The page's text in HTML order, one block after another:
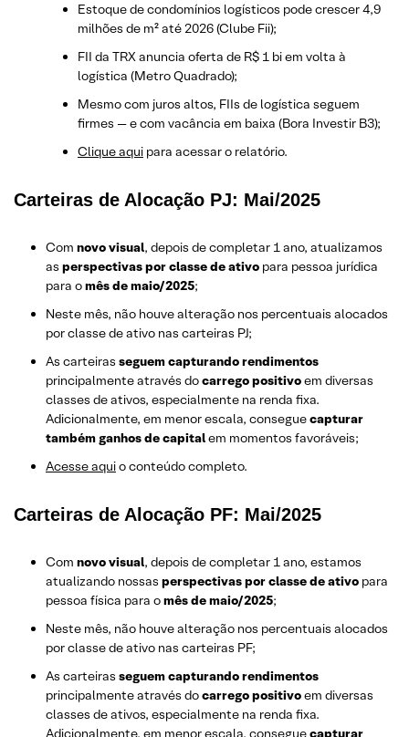
Estoque de condomínios logísticos pode crescer 4,9
milhões de m² até 2026 (Clube Fii);
FII da TRX anuncia oferta de R$ 1 bi em volta à
logística (Metro Quadrado);
Mesmo com juros altos, FIIs de logística seguem
firmes — e com vacância em baixa (Bora Investir B3);
Clique aqui para acessar o relatório.
Carteiras de Alocação PJ: Mai/2025
Com novo visual, depois de completar 1 ano, atualizamos
as perspectivas por classe de ativo para pessoa jurídica
para omês de maio/2025;
Neste mês, não houve alteração nos percentuais alocados
por classe de ativo nas carteiras PJ;
As carteiras seguem capturando rendimentos
principalmente através docarrego positivoem diversas
classes de ativos, especialmente na renda fixa.
Adicionalmente, em menor escala, conseguecapturar
também ganhos de capitalem momentos favoráveis;
Acesse aquio conteúdo completo.
Carteiras de Alocação PF: Mai/2025
Com novo visual, depois de completar 1 ano, estamos
atualizando nossas perspectivaspor classe de ativo para
pessoa física para omês de maio/2025;
Neste mês, não houve alteração nos percentuais alocados
por classe de ativo nas carteiras PF;
As carteiras seguem capturando rendimentos
principalmente através docarrego positivoem diversas
classes de ativos, especialmente na renda fixa.